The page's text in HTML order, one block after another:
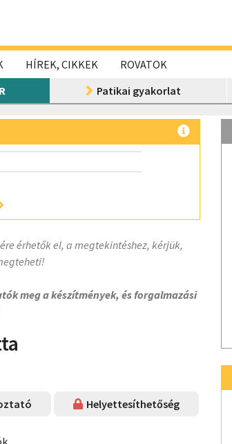
HÍREK, CIKKEK
ROVATOK
Patikai gyakorlat
érhetők el, a megtekintéshez, kérjük,
meg a készítmények, és forgalmazási
Helyettesíthetőség